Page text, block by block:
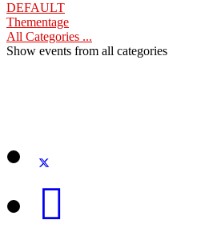
DEFAULT
Thementage
All Categories ...
Show events from all categories